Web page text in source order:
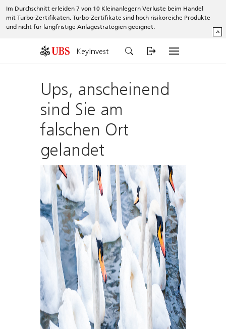
Im Durchschnitt erleiden 7 von 10 Kleinanlegern Verluste beim Handel
mit Turbo-Zertifikaten. Turbo-Zertifikate sind hoch risikoreiche Produkte
und nicht für langfristige Anlagestrategien geeignet.
^
KeyInvest
Ups, anscheinend
sind Sie am
falschen Ort
gelandet